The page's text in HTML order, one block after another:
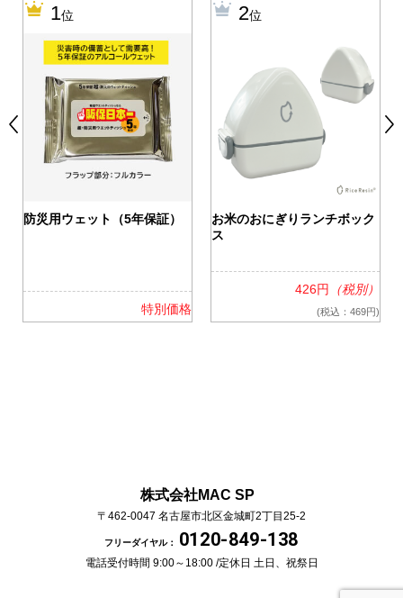
1位
防災用ウェット（5年保証）
特別価格
2位
お米のおにぎりランチボック
ス
426円 （税別）
(税込：469円)
株式会社MAC SP
〒462-0047 名古屋市北区金城町2丁目25-2
フリーダイヤル： 0120-849-138
電話受付時間 9:00～18:00 /定休日 土日、祝祭日